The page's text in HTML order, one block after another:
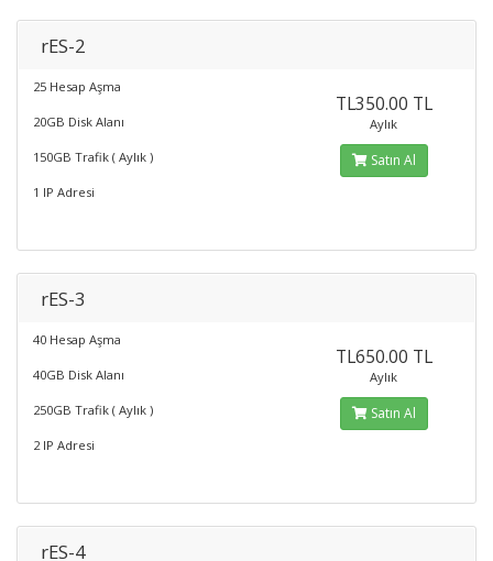
rES-2
25 Hesap Aşma
20GB Disk Alanı
150GB Trafik ( Aylık )
1 IP Adresi
TL350.00 TL
Aylık
Satın Al
rES-3
40 Hesap Aşma
40GB Disk Alanı
250GB Trafik ( Aylık )
2 IP Adresi
TL650.00 TL
Aylık
Satın Al
rES-4